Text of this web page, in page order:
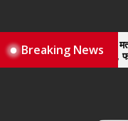
the
content
Breaking News
को मतदाता सूची में नाम
पर्याप्त समय, फरवरी 2027 तक
की उठाई मांग, सौंपा ज्ञापन।